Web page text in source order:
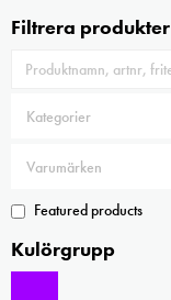
Filtrera produkter
Featured products
Kulörgrupp